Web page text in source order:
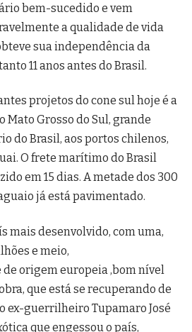
bem-sucedido e vem
a qualidade de vida
sua independência da
11 anos antes do Brasil.
projetos do cone sul hoje é a
Mato Grosso do Sul, grande
do Brasil, aos portos chilenos,
O frete marítimo do Brasil
em 15 dias. A metade dos 300
já está pavimentado.
mais desenvolvido, com uma,
e meio,
origem europeia ,bom nível
que está se recuperando de
ex-guerrilheiro Tupamaro José
que engessou o país,